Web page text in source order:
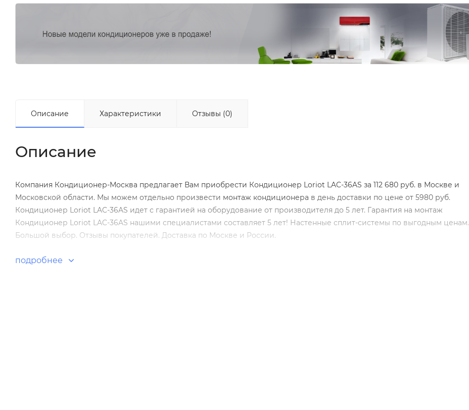
Описание Характеристики Отзывы (0)
Описание
Компания Кондиционер-Москва предлагает Вам приобрести Кондиционер Loriot LAC-36AS за 112 680 руб. в Москве и
Московской области. Мы можем отдельно произвести монтаж кондиционера в день доставки по цене от 5980 руб.
Кондиционер Loriot LAC-36AS идет с гарантией на оборудование от производителя до 5 лет. Гарантия на монтаж
Кондиционер Loriot LAC-36AS нашими специалистами составляет 5 лет! Настенные сплит-системы по выгодным ценам.
Большой выбор. Отзывы покупателей. Доставка по Москве и России.
подробнее